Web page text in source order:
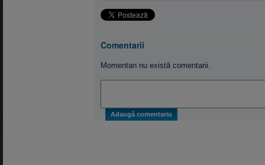
Comentarii
Momentan nu există comentarii.